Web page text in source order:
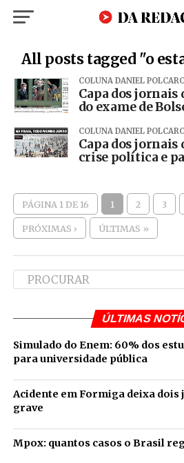
All posts tagged "o
COLUNA DANIEL
Capa dos jornais
do exame de
COLUNA DANIEL
Capa dos jornais
crise política e
PÁGINA 1 DE 16 1 2 3
PRÓXIMAS › ÚLTIMAS »
ÚLTIMAS
Simulado do Enem: 60% dos
para universidade pública
Acidente em Formiga deixa dois
grave
Mpox: quantos casos o Brasil